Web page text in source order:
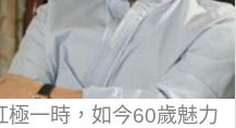
一時，如今60歲魅力